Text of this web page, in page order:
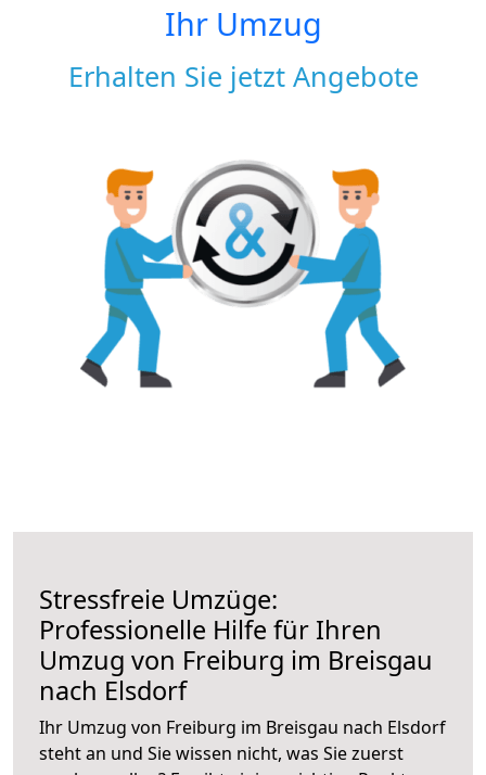
Ihr Umzug
Erhalten Sie jetzt Angebote
Stressfreie Umzüge:
Professionelle Hilfe für Ihren
Umzug von Freiburg im Breisgau
nach Elsdorf
Ihr Umzug von Freiburg im Breisgau nach Elsdorf
steht an und Sie wissen nicht, was Sie zuerst